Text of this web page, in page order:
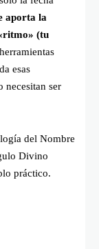
aporta la
(tu
esas
necesitan ser
del Nombre
Divino
práctico.